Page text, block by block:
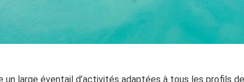
un large éventail d’activités adaptées à tous les profils